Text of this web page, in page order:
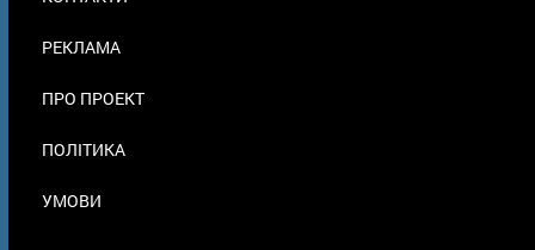
В
РЕКЛАМА
ПРО ПРОЕКТ
ПОЛІТИКА
УМОВИ